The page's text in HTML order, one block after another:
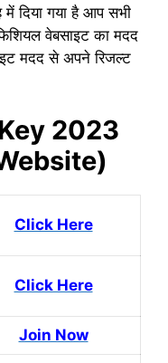
दिया गया है आप सभी
वेबसाइट का मदद
मदद से अपने रिजल्ट
2023
Click Here
Click Here
Join Now